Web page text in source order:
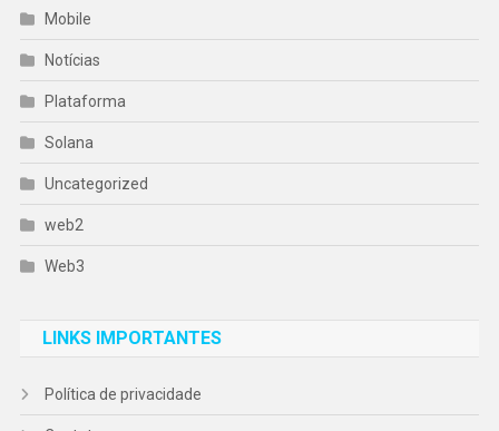
Mobile
Notícias
Plataforma
Solana
Uncategorized
web2
Web3
LINKS IMPORTANTES
Política de privacidade